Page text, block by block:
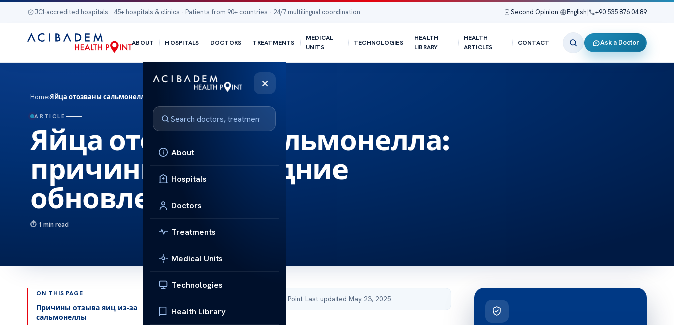
JCI-accredited hospitals · 45+ hospitals & clinics · Patients from 90+ countries · 24/7 multilingual coordination Second Opinion English +90 535 876 04 89
ABOUT HOSPITALS DOCTORS TREATMENTS
MEDICAL
UNITS
TECHNOLOGIES
HEALTH
LIBRARY
HEALTH
ARTICLES
CONTACT Ask a Doctor
×
About
Hospitals
Doctors
Treatments
Medical Units
Technologies
Health Library
Home›Яйца отозваны сальмонелла: причины и последние обновления
ARTICLE
Яйца отозваны сальмонелла:
причины и последние
обновления
1 min read
ON THIS PAGE
Причины отзыва яиц из-за
сальмонеллы
Published by Acibadem Health Point·Last updated May 23, 2025